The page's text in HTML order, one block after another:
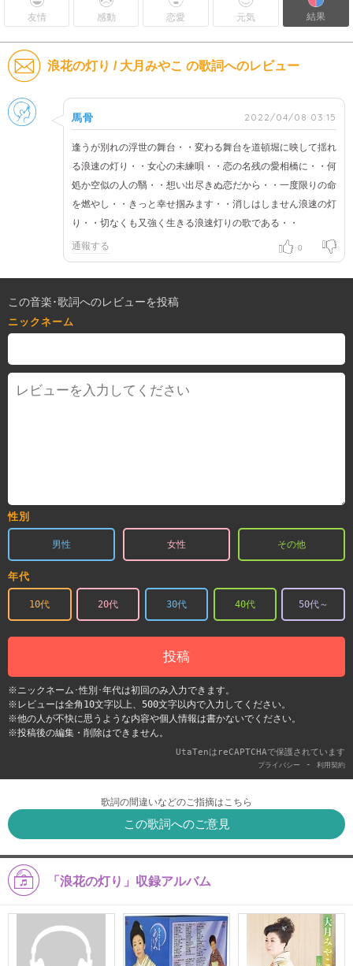
友情 感動 恋愛 元気 結果
浪花の灯り / 大月みやこ の歌詞へのレビュー
男性
馬骨 2022/04/08 03:15
逢うが別れの浮世の舞台・・変わる舞台を道頓堀に映して揺れ
る浪速の灯り・・女心の未練唄・・恋の名残の愛相橋に・・何
処か空似の人の翳・・想い出尽きぬ恋だから・・一度限りの命
を燃やし・・きっと幸せ掴みます・・消しはしません浪速の灯
り・・切なくも又強く生きる浪速灯りの歌である・・
通報する 0
この音楽･歌詞へのレビューを投稿
ニックネーム
性別
男性 女性 その他
年代
10代 20代 30代 40代 50代～
投稿
※ニックネーム･性別･年代は初回のみ入力できます。
※レビューは全角10文字以上、500文字以内で入力してください。
※他の人が不快に思うような内容や個人情報は書かないでください。
※投稿後の編集・削除はできません。
UtaTenはreCAPTCHAで保護されています
プライバシー - 利用契約
歌詞の間違いなどのご指摘はこちら
この歌詞へのご意見
「浪花の灯り」収録アルバム